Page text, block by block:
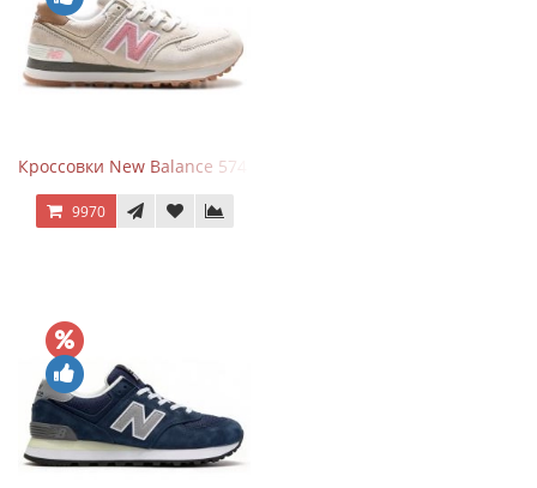
Кроссовки New Balance 574 Power Beige Pink
9970